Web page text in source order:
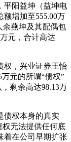
平阳益坤（益坤电
增加至555.00万
余燕坤及其配偶包
元，合计高达
权，兴业证券王怡
元的所谓“债权”
剩余高达98.13万
债权本身的真实
权无法提供任何底
着在公司早期扩张